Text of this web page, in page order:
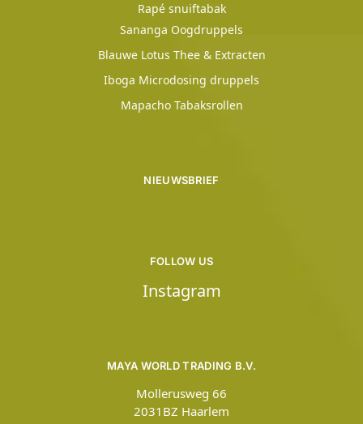
Rapé snuiftabak
Sananga Oogdruppels
Blauwe Lotus Thee & Extracten
Iboga Microdosing druppels
Mapacho Tabaksrollen
MAYA WORLD TRADING B.V.
Mollerusweg 66
2031BZ Haarlem
NIEUWSBRIEF
FOLLOW US
Instagram